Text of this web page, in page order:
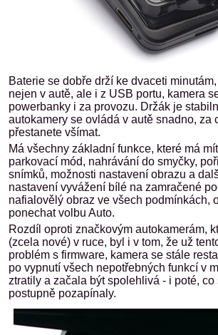
Baterie se dobře drží ke dvaceti
nejen v autě, ale i z USB portu, kamera
powerbanky i za provozu. Držák je
autokamery se ovládá v autě snadno, za
přestanete všímat.
Má všechny základní funkce, které má
parkovací mód, nahrávání do smyčky,
snímků, možnosti nastavení obrazu a
nastavení vyvážení bílé na zamračené
nafialovělý obraz ve všech podmínkách,
ponechat volbu Auto.
Rozdíl oproti značkovým autokamerám,
(zcela nové) v ruce, byl i v tom, že už
problém s firmware, kamera se stále
po vypnutí všech nepotřebných funkcí v
ztratily a začala být spolehlivá - i poté, co
postupně pozapínaly.